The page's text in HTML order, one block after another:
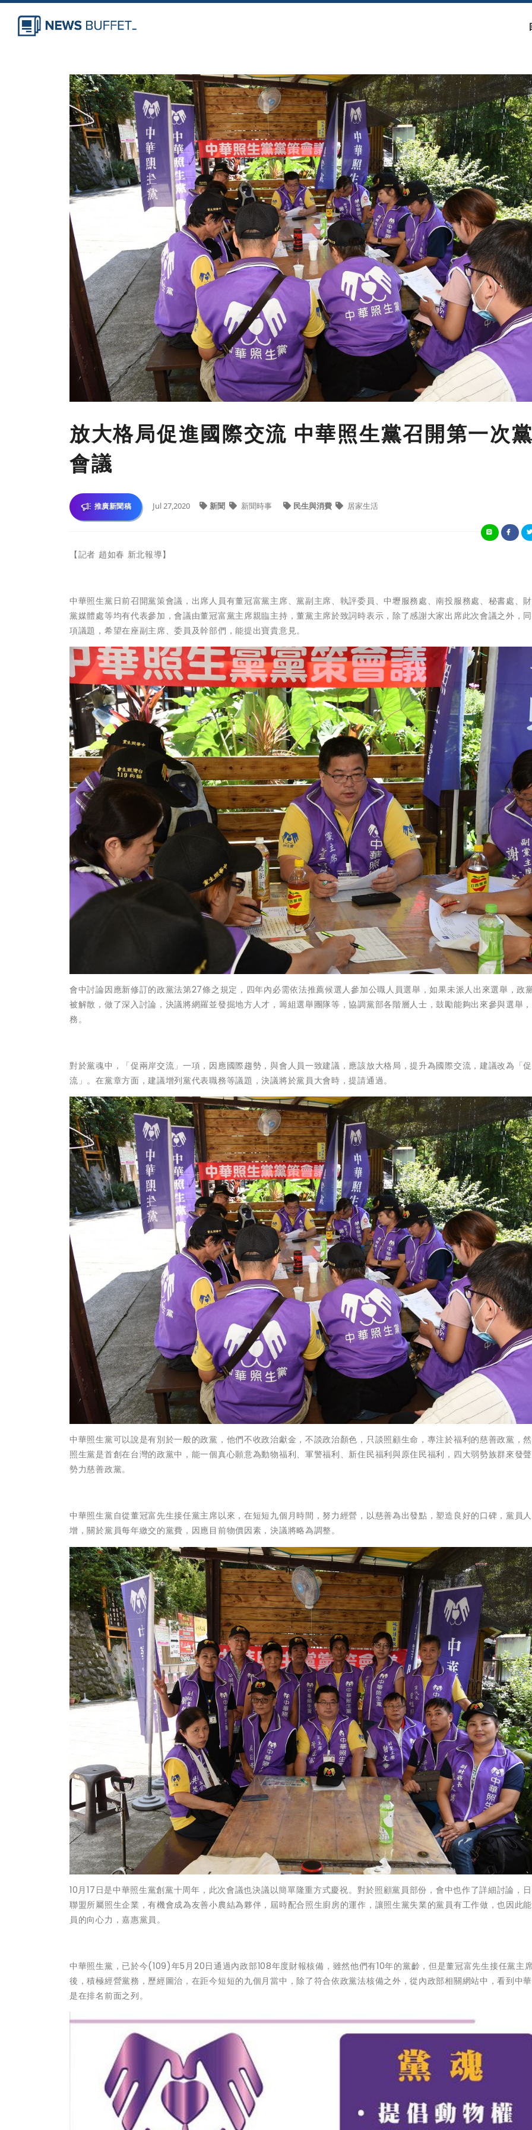
放大格局促進國際交流 中華照生黨召開第一次
會議
推廣新聞稿 Jul 27,2020 新聞 新聞時事 民生與消費 居家生活
【記者 趙如春 新北報導】
中華照生黨日前召開黨策會議，出席人員有董冠富黨主席、黨副主席、執評委員、中壢服務處、南投服務處、秘書處、
黨媒體處等均有代表參加，會議由董冠富黨主席親臨主持，董黨主席於致詞時表示，除了感謝大家出席此次會議之外，
項議題，希望在座副主席、委員及幹部們，能提出寶貴意見。
會中討論因應新修訂的政黨法第27條之規定，四年內必需依法推薦候選人參加公職人員選舉，如果未派人出來選舉，政
被解散，做了深入討論，決議將網羅並發掘地方人才，籌組選舉團隊等，協調黨部各階層人士，鼓勵能夠出來參與選舉
務。
對於黨魂中，「促兩岸交流」一項，因應國際趨勢，與會人員一致建議，應該放大格局，提升為國際交流，建議改為「
流」。在黨章方面，建議增列黨代表職務等議題，決議將於黨員大會時，提請通過。
中華照生黨可以說是有別於一般的政黨，他們不收政治獻金，不談政治顏色，只談照顧生命，專注於福利的慈善政黨，
照生黨是首創在台灣的政黨中，能一個真心願意為動物福利、軍警福利、新住民福利與原住民福利，四大弱勢族群來發
勢力慈善政黨。
中華照生黨自從董冠富先生接任黨主席以來，在短短九個月時間，努力經營，以慈善為出發點，塑造良好的口碑，黨員
增，關於黨員每年繳交的黨費，因應目前物價因素，決議將略為調整。
10月17日是中華照生黨創黨十周年，此次會議也決議以簡單隆重方式慶祝。對於照顧黨員部份，會中也作了詳細討論，
聯盟所屬照生企業，有機會成為友善小農結為夥伴，屆時配合照生廚房的運作，讓照生黨失業的黨員有工作做，也因此
員的向心力，嘉惠黨員。
中華照生黨，已於今(109)年5月20日通過內政部108年度財報核備，雖然他們有10年的黨齡，但是董冠富先生接任黨主
後，積極經營黨務，歷經圖治，在距今短短的九個月當中，除了符合依政黨法核備之外，從內政部相關網站中，看到中
是在排名前面之列。